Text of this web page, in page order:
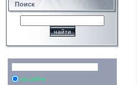
Поиск
на сайте